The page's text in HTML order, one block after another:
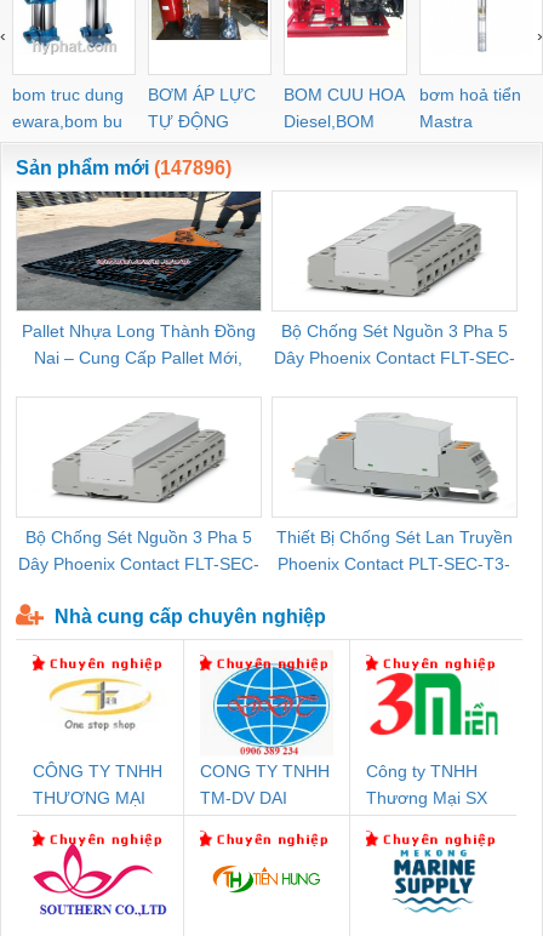
bom truc dung
ewara,bom bu
ewara
BƠM ÁP LỰC
TỰ ĐỘNG
BOM CUU HOA
Diesel,BOM
CHUA CHAY
bơm hoả tiển
Mastra
‹ ›
Sản phẩm mới (147896)
Pallet Nhựa Long Thành Đồng
Nai – Cung Cấp Pallet Mới,
Bộ Chống Sét Nguồn 3 Pha 5
Dây Phoenix Contact FLT-SEC-
Bộ Chống Sét Nguồn 3 Pha 5
Dây Phoenix Contact FLT-SEC-
Thiết Bị Chống Sét Lan Truyền
Phoenix Contact PLT-SEC-T3-
Nhà cung cấp chuyên nghiệp
CÔNG TY TNHH
THƯƠNG MẠI
NAM
CONG TY TNHH
TM-DV DAI
Công ty TNHH
Thương Mại SX